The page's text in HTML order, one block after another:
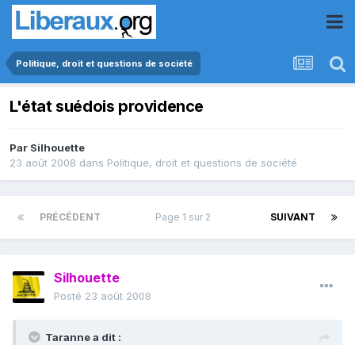
Politique, droit et questions de société
L'état suédois providence
Par Silhouette
23 août 2008 dans Politique, droit et questions de société
PRÉCÉDENT SUIVANT
Page 1 sur 2
Silhouette
Posté 23 août 2008
Taranne a dit :